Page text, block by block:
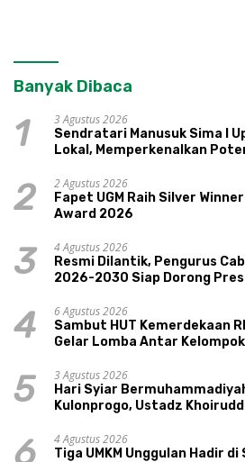
Banyak Dibaca
1
3 Agustus 2026
Sendratari Manusuk Sima I
Lokal, Memperkenalkan
2
2 Agustus 2026
Fapet UGM Raih Silver
Award 2026
3
4 Agustus 2026
Resmi Dilantik, Pengurus
2026-2030 Siap Dorong
4
6 Agustus 2026
Sambut HUT Kemerdekaan
Gelar Lomba Antar
5
3 Agustus 2026
Hari Syiar
Kulonprogo, Ustadz
6
4 Agustus 2026
Tiga UMKM Unggulan Hadir di